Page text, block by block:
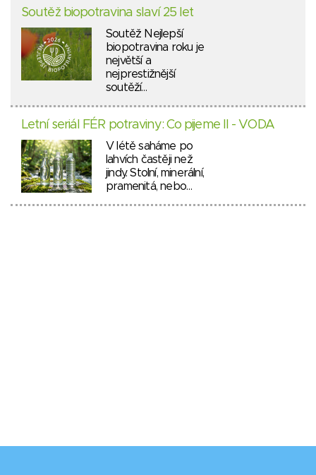
Soutěž biopotravina slaví 25 let
Soutěž Nejlepší
biopotravina roku je
největší a
nejprestižnější
soutěží…
Letní seriál FÉR potraviny: Co pijeme II - VODA
V létě saháme po
lahvích častěji než
jindy. Stolní, minerální,
pramenitá, nebo…